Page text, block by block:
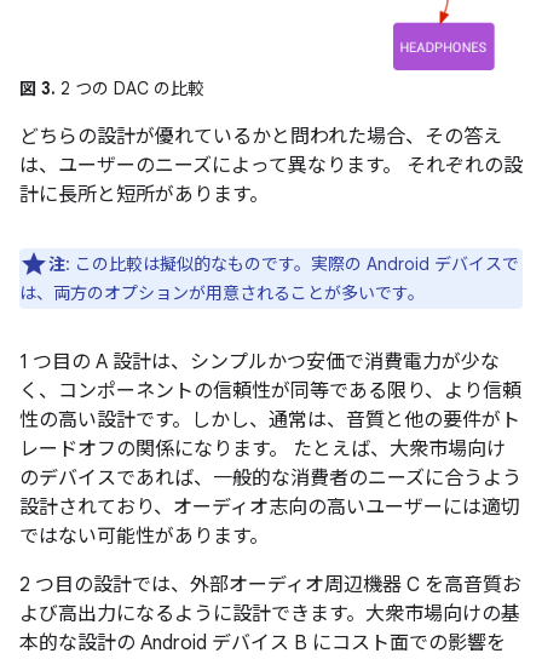
図 3. 2 つの DAC の比較
どちらの設計が優れているかと問われた場合、その答え
は、ユーザーのニーズによって異なります。 それぞれの設
計に長所と短所があります。
注: この比較は擬似的なものです。実際の Android デバイスで
は、両方のオプションが用意されることが多いです。
1 つ目の A 設計は、シンプルかつ安価で消費電力が少な
く、コンポーネントの信頼性が同等である限り、より信頼
性の高い設計です。しかし、通常は、音質と他の要件がト
レードオフの関係になります。 たとえば、大衆市場向け
のデバイスであれば、一般的な消費者のニーズに合うよう
設計されており、オーディオ志向の高いユーザーには適切
ではない可能性があります。
2 つ目の設計では、外部オーディオ周辺機器 C を高音質お
よび高出力になるように設計できます。大衆市場向けの基
本的な設計の Android デバイス B にコスト面での影響を